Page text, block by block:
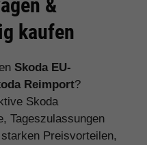
&
kaufen
Skoda EU-
Reimport?
Skoda
Tageszulassungen
Preisvorteilen,